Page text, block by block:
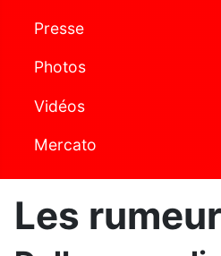
Presse
Photos
Vidéos
Mercato
Les